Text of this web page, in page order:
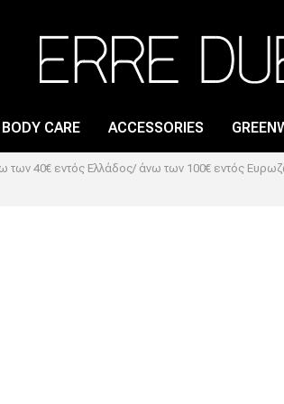
NAIL
BODY CARE ACCESSORIES
40€ εντός Ελλάδος/ άνω των 100€ εντός